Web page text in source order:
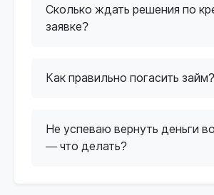
Сколько ждать решения по
заявке?
Как правильно погасить займ?
Не успеваю вернуть деньги
— что делать?